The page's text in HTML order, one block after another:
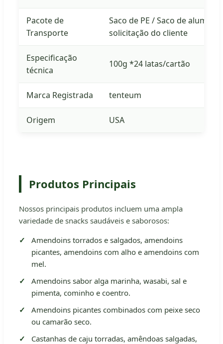
Pacote de
Transporte
Saco de PE / Saco de
solicitação do cliente
Especificação
técnica
100g *24 latas/cartão
Marca Registrada tenteum
Origem USA
Produtos Principais
Nossos principais produtos incluem uma ampla
variedade de snacks saudáveis e saborosos:
Amendoins torrados e salgados, amendoins
picantes, amendoins com alho e amendoins com
mel.
Amendoins sabor alga marinha, wasabi, sal e
pimenta, cominho e coentro.
Amendoins picantes combinados com peixe seco
ou camarão seco.
Castanhas de caju torradas, amêndoas salgadas,